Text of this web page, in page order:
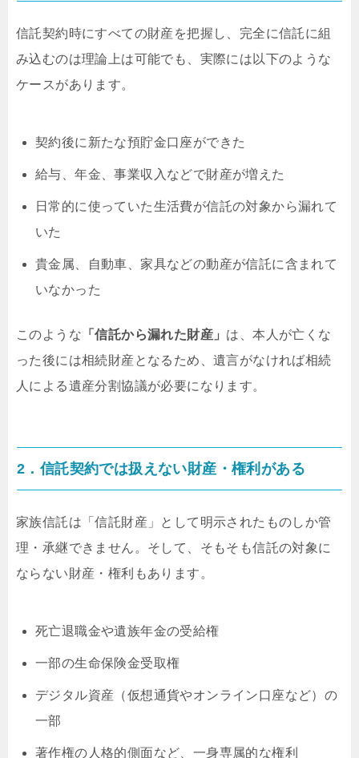
信託契約時にすべての財産を把握し、完全に信託に組
み込むのは理論上は可能でも、実際には以下のような
ケースがあります。
契約後に新たな預貯金口座ができた
給与、年金、事業収入などで財産が増えた
日常的に使っていた生活費が信託の対象から漏れて
いた
貴金属、自動車、家具などの動産が信託に含まれて
いなかった
このような 「信託から漏れた財産」 は、本人が亡くな
った後には相続財産となるため、遺言がなければ相続
人による遺産分割協議が必要になります。
2．信託契約では扱えない財産・権利がある
家族信託は「信託財産」として明示されたものしか管
理・承継できません。そして、そもそも信託の対象に
ならない財産・権利もあります。
死亡退職金や遺族年金の受給権
一部の生命保険金受取権
デジタル資産（仮想通貨やオンライン口座など）の
一部
著作権の人格的側面など、一身専属的な権利